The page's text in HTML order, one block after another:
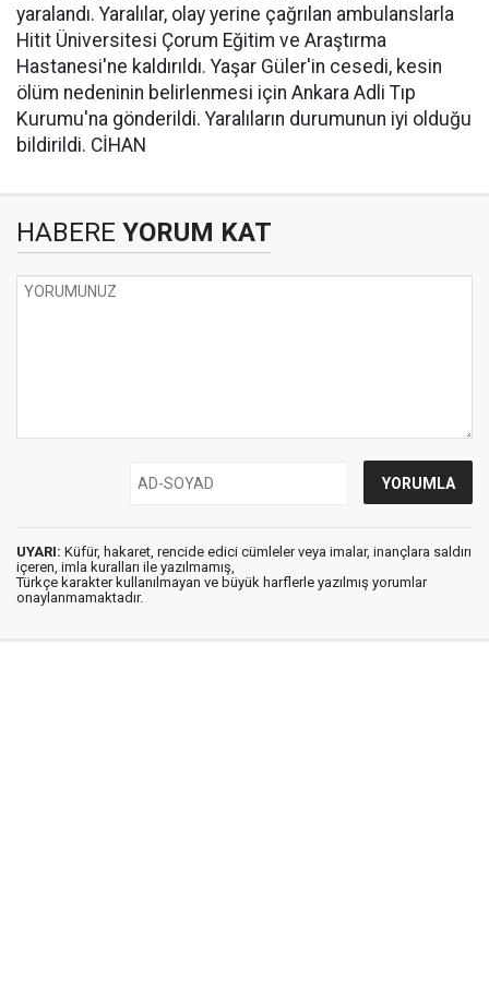
yaralandı. Yaralılar, olay yerine çağrılan ambulanslarla
Hitit Üniversitesi Çorum Eğitim ve Araştırma
Hastanesi'ne kaldırıldı. Yaşar Güler'in cesedi, kesin
ölüm nedeninin belirlenmesi için Ankara Adli Tıp
Kurumu'na gönderildi. Yaralıların durumunun iyi olduğu
bildirildi. CİHAN
HABERE YORUM KAT
UYARI: Küfür, hakaret, rencide edici cümleler veya imalar, inançlara saldırı
içeren, imla kuralları ile yazılmamış,
Türkçe karakter kullanılmayan ve büyük harflerle yazılmış yorumlar
onaylanmamaktadır.